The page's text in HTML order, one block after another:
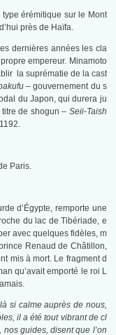
érémitique sur le Mont
près de Haïfa.
dernières années les cla
empereur. Minamoto
la suprématie de la cast
– gouvernement du s
du Japon, qui durera ju
titre de shogun – Seii-Taish
Paris.
d’Égypte, remporte une
du lac de Tibériade, e
avec quelques fidèles, m
Renaud de Châtillon,
mis à mort. Le fragment d
qu’avait emporté le roi L
si calme auprès de nous,
il a été tout vibrant de cl
guides, disent que l’on